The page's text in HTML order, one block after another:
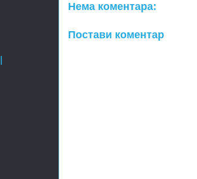
Нема коментара:
Постави коментар